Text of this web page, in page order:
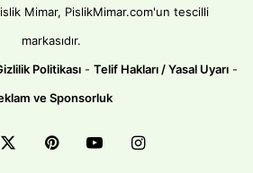
Mimar, PislikMimar.com'un tescilli
markasıdır.
Politikası - Telif Hakları / Yasal Uyarı -
ve Sponsorluk
PinterestYouTubeInstagram